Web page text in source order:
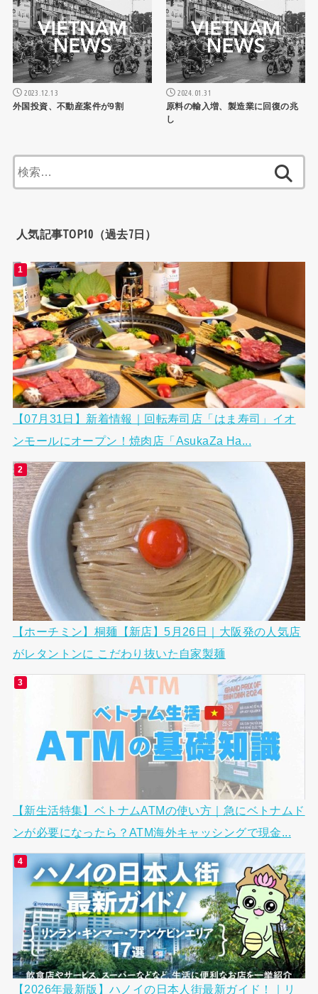
2023.12.13
外国投資、不動産案件が9割
2024.01.31
原料の輸入増、製造業に回復の兆
し
索:
人気記事TOP10（過去7日）
【07月31日】新着情報｜回転寿司店「はま寿司」イオ
ンモールにオープン！焼肉店「AsukaZa Ha...
【ホーチミン】桐麺【新店】5月26日｜大阪発の人気店
がレタントンに こだわり抜いた自家製麺
【新生活特集】ベトナムATMの使い方｜急にベトナムド
ンが必要になったら？ATM海外キャッシングで現金...
【2026年最新版】ハノイの日本人街最新ガイド！｜リ